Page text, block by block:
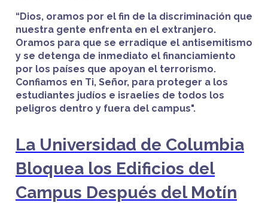
“Dios, oramos por el fin de la discriminación que
nuestra gente enfrenta en el extranjero.
Oramos para que se erradique el antisemitismo
y se detenga de inmediato el financiamiento
por los países que apoyan el terrorismo.
Confiamos en Ti, Señor, para proteger a los
estudiantes judíos e israelíes de todos los
peligros dentro y fuera del campus".
La Universidad de Columbia
Bloquea los Edificios del
Campus Después del Motín